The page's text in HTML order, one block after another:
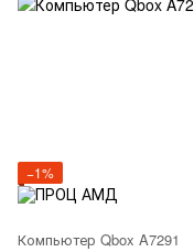
−1%
Компьютер Qbox A7291